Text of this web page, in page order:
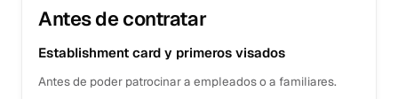
Antes de contratar
Establishment card y primeros visados
Antes de poder patrocinar a empleados o a familiares.